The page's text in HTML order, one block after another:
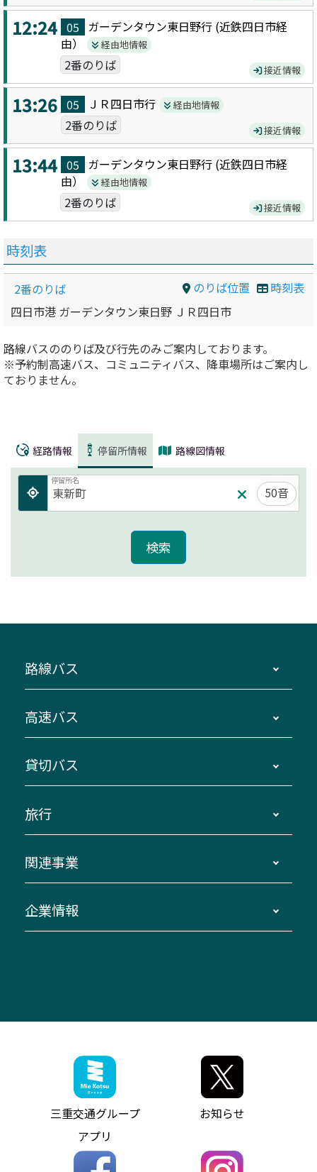
12:24 05 ガーデンタウン東日野行 (近鉄四日市経
由）
経由地情報
2番のりば 接近情報
13:26 05 ＪＲ四日市行 経由地情報
2番のりば 接近情報
13:44 05 ガーデンタウン東日野行 (近鉄四日市経
由）
経由地情報
2番のりば 接近情報
時刻表
のりば位置 時刻表
2番のりば
四日市港 ガーデンタウン東日野 ＪＲ四日市
路線バスののりば及び行先のみご案内しております。
※予約制高速バス、コミュニティバス、降車場所はご案内し
ておりません。
経路情報 停留所情報 路線図情報
停留所名
50音
路線バス
主要停留所案内図・時刻表
路線バスのご利用方法
三重交通接近情報バスロケーションシステム
ダイヤ改正情報
迂回・休止について
臨時バスについて
伊勢二見鳥羽周遊バスCANばす
「みえブルーライン」（三重大学病院直通バ
神都ライナー
ミジュマルのラッピングバス（鈴鹿管内）
参宮バス
神都バス
パールシャトル
バス情報の見える化
高速バス
南紀・VISON～横浜・東京・埼玉
伊賀～名古屋
南紀～VISON～名古屋
湯の山温泉～名古屋
桑名・長島温泉・金城ふ頭駅～中部国際空港
（休止中）
お客様駐車場のご案内
アイコンの説明
インターネット予約
よくあるご質問
お問い合わせ
貸切バス
貸切バスのご利用について
お問い合わせ
旅行
貸切バス団体旅行
美し国周遊ばす
関連事業
自家用自動車車両運行管理
ザ・バスコレクション三重交通バスセット
三重交通公式グッズ
企業情報
ファンコーナー
お問い合わせ
お知らせ・最新情報一覧
ニュースリリース
お問い合わせ
三重交通グループ
アプリ
お知らせ